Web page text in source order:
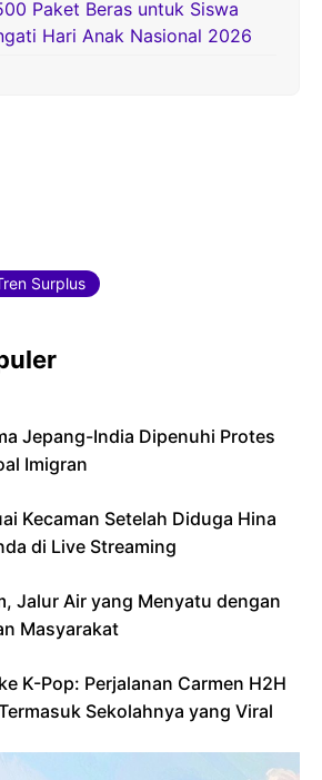
Paket Beras untuk Siswa
Hari Anak Nasional 2026
Surplus
Jepang-India Dipenuhi Protes
Imigran
Kecaman Setelah Diduga Hina
di Live Streaming
Jalur Air yang Menyatu dengan
Masyarakat
K-Pop: Perjalanan Carmen H2H
Sekolahnya yang Viral